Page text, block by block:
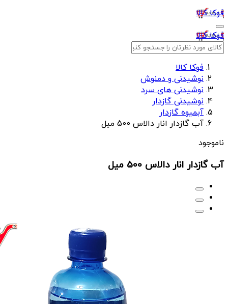
فوکا کالا
فوکا کالا
فوکا کالا
نوشیدنی و دمنوش
نوشیدنی های سرد
نوشیدنی گازدار
آبمیوه گازدار
آب گازدار انار دالاس 500 میل
ناموجود
آب گازدار انار دالاس 500 میل